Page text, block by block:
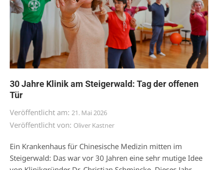
30 Jahre Klinik am Steigerwald: Tag der offenen
Tür
Veröffentlicht am: 21. Mai 2026
Veröffentlicht von: Oliver Kastner
Ein Krankenhaus für Chinesische Medizin mitten im
Steigerwald: Das war vor 30 Jahren eine sehr mutige Idee